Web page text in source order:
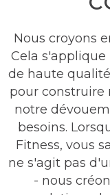
Nous croyons
Cela
de haute
pour construire
notre
besoins.
Fitness, vous
ne s'agit pas
- nous